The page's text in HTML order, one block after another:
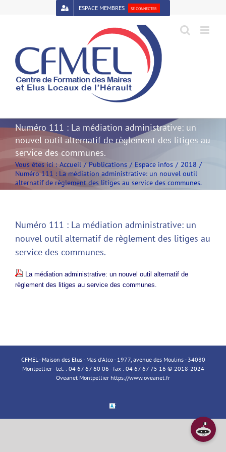
Open toolbar
ESPACE MEMBRES SE CONNECTER
Numéro 111 : La médiation administrative: un
nouvel outil alternatif de règlement des litiges au
service des communes.
Vous êtes ici : Accueil Publications Espace infos
2018
Numéro 111 : La médiation administrative: un nouvel outil
alternatif de règlement des litiges au service des communes.
Numéro 111 : La médiation administrative: un
nouvel outil alternatif de règlement des litiges au
service des communes.
La médiation administrative: un nouvel outil alternatif de
règlement des litiges au service des communes.
CFMEL - Maison des Elus - Mas d'Alco - 1977, avenue des Moulins - 34080
Montpellier - tel. : 04 67 67 60 06 - fax : 04 67 67 75 16 © 2018-2024
Oveanet Montpellier https://www.oveanet.fr
Espace